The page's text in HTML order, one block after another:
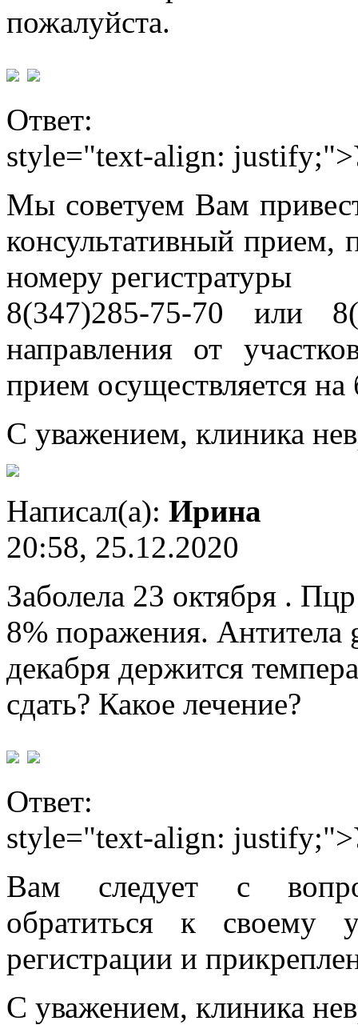
пожалуйста.
Ответ:
style="text-align:
Мы советуем Вам
консультативный прием,
номеру регистратуры
8(347)285-75-70 или
направления от
прием осуществляется
С уважением, клиника
Написал(а): Ирина
20:58, 25.12.2020
Заболела 23 октября .
8% поражения. Антитела
декабря держится
сдать? Какое лечение?
Ответ:
style="text-align:
Вам следует с
обратиться к своему
регистрации и
С уважением, клиника